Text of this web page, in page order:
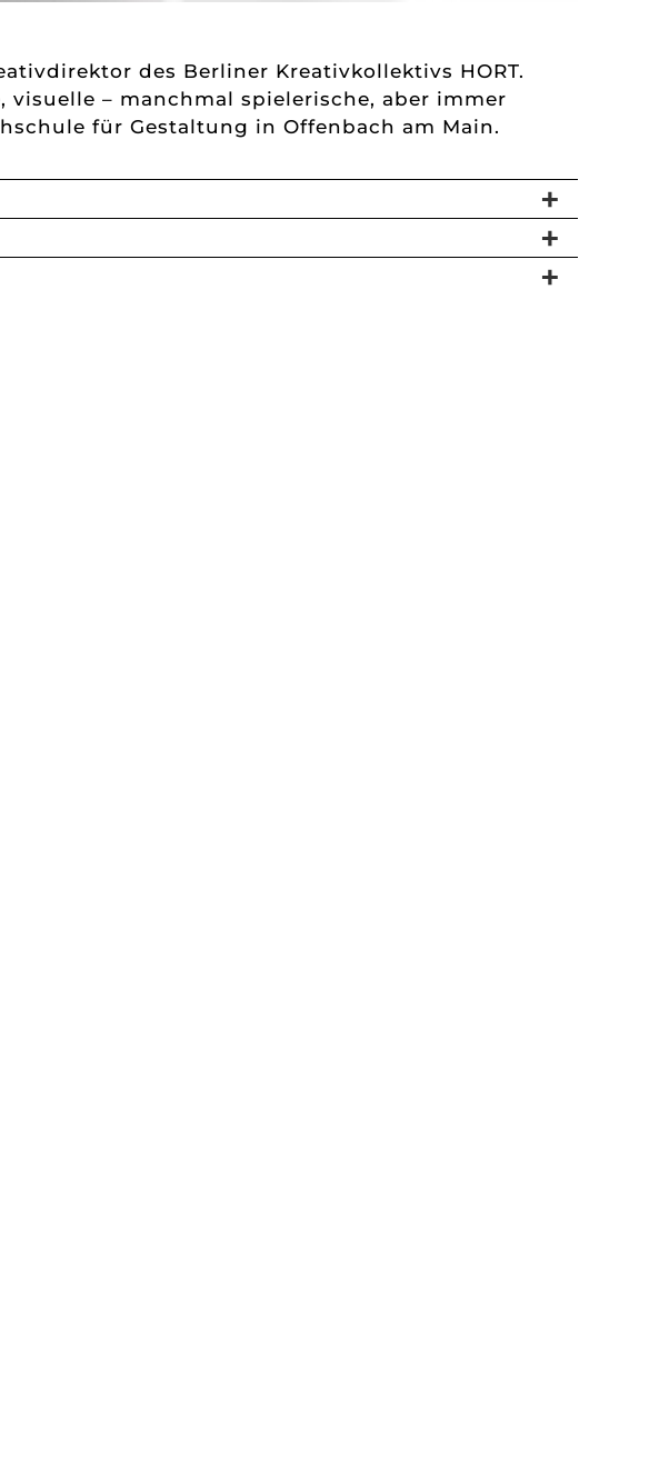
des Berliner Kreativkollektivs HORT.
– manchmal spielerische, aber immer
für Gestaltung in Offenbach am Main.